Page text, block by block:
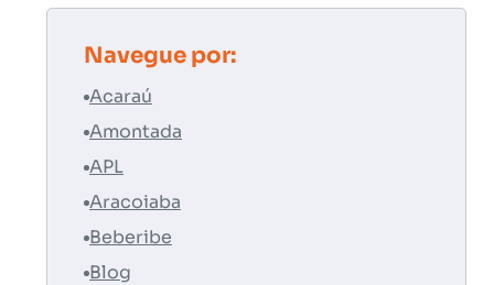
Navegue por:
Acaraú
Amontada
APL
Aracoiaba
Beberibe
Blog